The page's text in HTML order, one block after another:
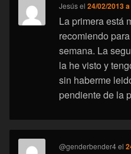
Jesúsel24/02/2013
La primera está
recomiendo
semana. La
la he visto y
sin haberme
pendiente de la
@genderbender4el